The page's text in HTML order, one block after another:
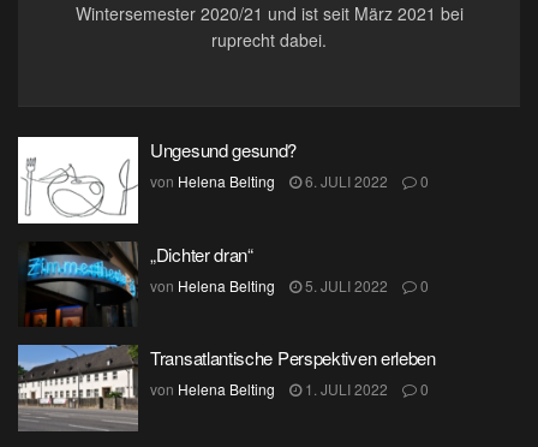
Wintersemester 2020/21 und ist seit März 2021 bei
ruprecht dabei.
Ungesund gesund?
von Helena Belting 6. JULI 2022 0
„Dichter dran“
von Helena Belting 5. JULI 2022 0
Transatlantische Perspektiven erleben
von Helena Belting 1. JULI 2022 0